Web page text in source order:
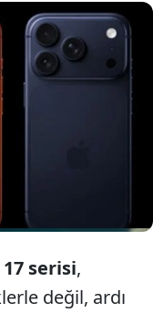
tanıttığı iPhone 17
çıkmaz
başladı. En çok
cihazda
serisi,
değil, ardı